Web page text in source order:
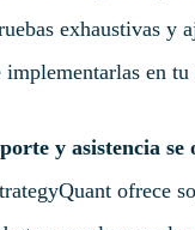
exhaustivas y
implementarlas en
y asistencia se
ofrece